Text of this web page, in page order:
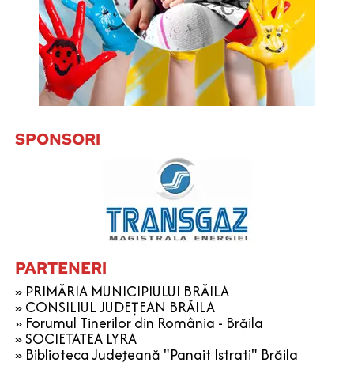
SPONSORI
PARTENERI
» PRIMĂRIA MUNICIPIULUI BRĂILA
» CONSILIUL JUDEȚEAN BRĂILA
» Forumul Tinerilor din România - Brăila
» SOCIETATEA LYRA
» Biblioteca Judeţeană "Panait Istrati" Brăila